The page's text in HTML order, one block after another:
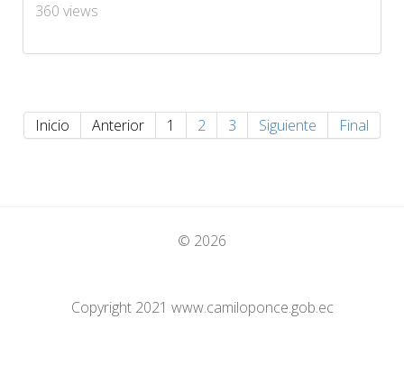
360 views
Inicio Anterior 1 2 3 Siguiente Final
© 2026
Copyright 2021 www.camiloponce.gob.ec